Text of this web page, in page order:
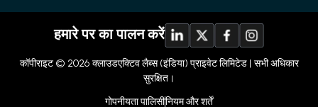
हमारे पर का पालन करें
कॉपीराइट © 2026 क्लाउडएक्टिव लैब्स (इंडिया) प्राइवेट लिमिटेड | सभी अधिकार
सुरक्षित।
गोपनीयता पालिसीनियम और शर्तें